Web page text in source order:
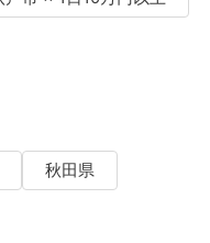
秋田県